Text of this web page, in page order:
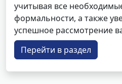
учитывая все
формальности, а также
успешное рассмотрение
Перейти в раздел